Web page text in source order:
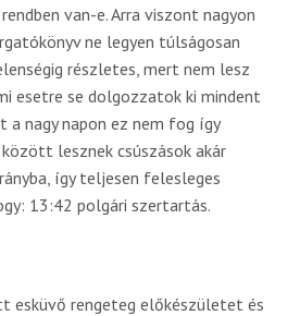
van-e. Arra viszont nagyon
ne legyen túlságosan
részletes, mert nem lesz
esetre se dolgozzatok ki mindent
a nagy napon ez nem fog így
között lesznek csúszások akár
így teljesen felesleges
13:42 polgári szertartás.
esküvő rengeteg előkészületet és